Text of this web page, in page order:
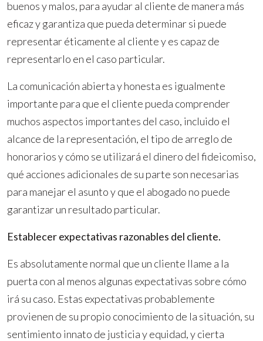
buenos y malos, para ayudar al cliente de manera más
eficaz y garantiza que pueda determinar si puede
representar éticamente al cliente y es capaz de
representarlo en el caso particular.
La comunicación abierta y honesta es igualmente
importante para que el cliente pueda comprender
muchos aspectos importantes del caso, incluido el
alcance de la representación, el tipo de arreglo de
honorarios y cómo se utilizará el dinero del fideicomiso,
qué acciones adicionales de su parte son necesarias
para manejar el asunto y que el abogado no puede
garantizar un resultado particular.
Establecer expectativas razonables del cliente.
Es absolutamente normal que un cliente llame a la
puerta con al menos algunas expectativas sobre cómo
irá su caso. Estas expectativas probablemente
provienen de su propio conocimiento de la situación, su
sentimiento innato de justicia y equidad, y cierta